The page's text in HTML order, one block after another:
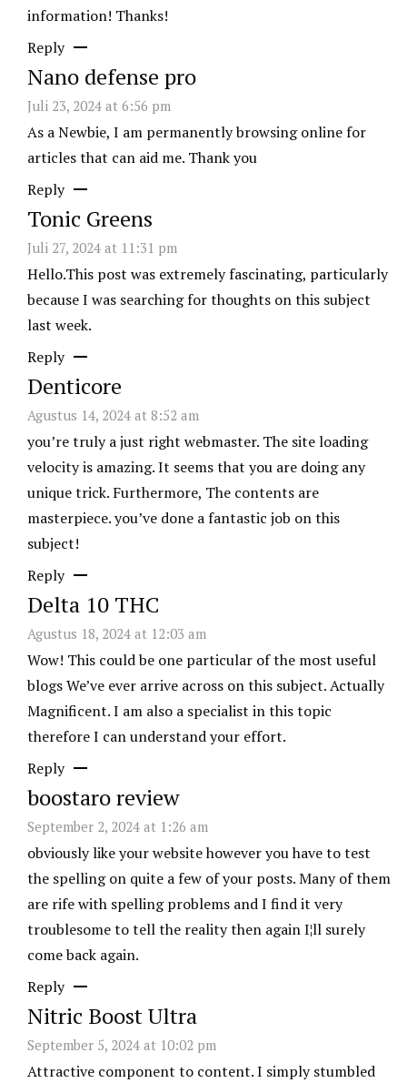
information! Thanks!
Reply
Nano defense pro
Juli 23, 2024 at 6:56 pm
As a Newbie, I am permanently browsing online for
articles that can aid me. Thank you
Reply
Tonic Greens
Juli 27, 2024 at 11:31 pm
Hello.This post was extremely fascinating, particularly
because I was searching for thoughts on this subject
last week.
Reply
Denticore
Agustus 14, 2024 at 8:52 am
you’re truly a just right webmaster. The site loading
velocity is amazing. It seems that you are doing any
unique trick. Furthermore, The contents are
masterpiece. you’ve done a fantastic job on this
subject!
Reply
Delta 10 THC
Agustus 18, 2024 at 12:03 am
Wow! This could be one particular of the most useful
blogs We’ve ever arrive across on this subject. Actually
Magnificent. I am also a specialist in this topic
therefore I can understand your effort.
Reply
boostaro review
September 2, 2024 at 1:26 am
obviously like your website however you have to test
the spelling on quite a few of your posts. Many of them
are rife with spelling problems and I find it very
troublesome to tell the reality then again I¦ll surely
come back again.
Reply
Nitric Boost Ultra
September 5, 2024 at 10:02 pm
Attractive component to content. I simply stumbled